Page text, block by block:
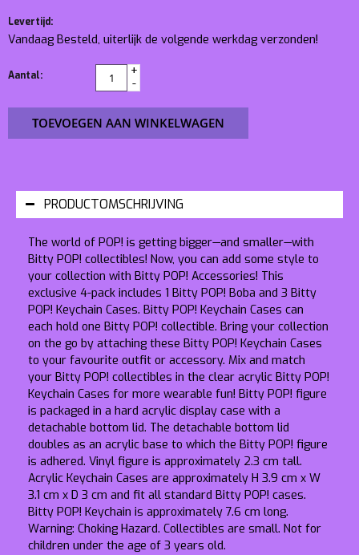
Levertijd:
Vandaag Besteld, uiterlijk de volgende werkdag verzonden!
Aantal:
+
-
TOEVOEGEN AAN WINKELWAGEN
PRODUCTOMSCHRIJVING
The world of POP! is getting bigger—and smaller—with
Bitty POP! collectibles! Now, you can add some style to
your collection with Bitty POP! Accessories! This
exclusive 4-pack includes 1 Bitty POP! Boba and 3 Bitty
POP! Keychain Cases. Bitty POP! Keychain Cases can
each hold one Bitty POP! collectible. Bring your collection
on the go by attaching these Bitty POP! Keychain Cases
to your favourite outfit or accessory. Mix and match
your Bitty POP! collectibles in the clear acrylic Bitty POP!
Keychain Cases for more wearable fun! Bitty POP! figure
is packaged in a hard acrylic display case with a
detachable bottom lid. The detachable bottom lid
doubles as an acrylic base to which the Bitty POP! figure
is adhered. Vinyl figure is approximately 2.3 cm tall.
Acrylic Keychain Cases are approximately H 3.9 cm x W
3.1 cm x D 3 cm and fit all standard Bitty POP! cases.
Bitty POP! Keychain is approximately 7.6 cm long.
Warning: Choking Hazard. Collectibles are small. Not for
children under the age of 3 years old.